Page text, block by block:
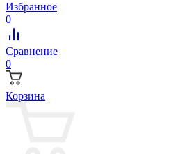
Избранное
0
Сравнение
0
Корзина